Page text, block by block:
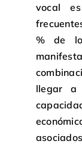
vocal
% de
llegar a